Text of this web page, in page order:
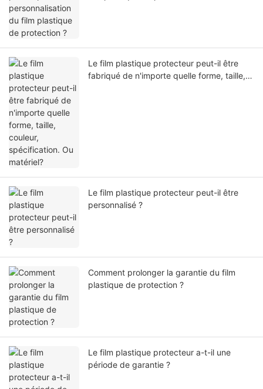
Le film plastique protecteur peut-il être
fabriqué de n'importe quelle forme, taille,
Le film plastique protecteur peut-il être
personnalisé ?
Comment prolonger la garantie du film
plastique de protection ?
Le film plastique protecteur a-t-il une
période de garantie ?